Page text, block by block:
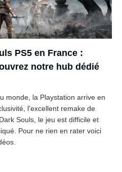
PS5 en France :
notre hub dédié
monde, la Playstation arrive en
l'excellent remake de
Souls, le jeu est difficile et
Pour ne rien en rater voici